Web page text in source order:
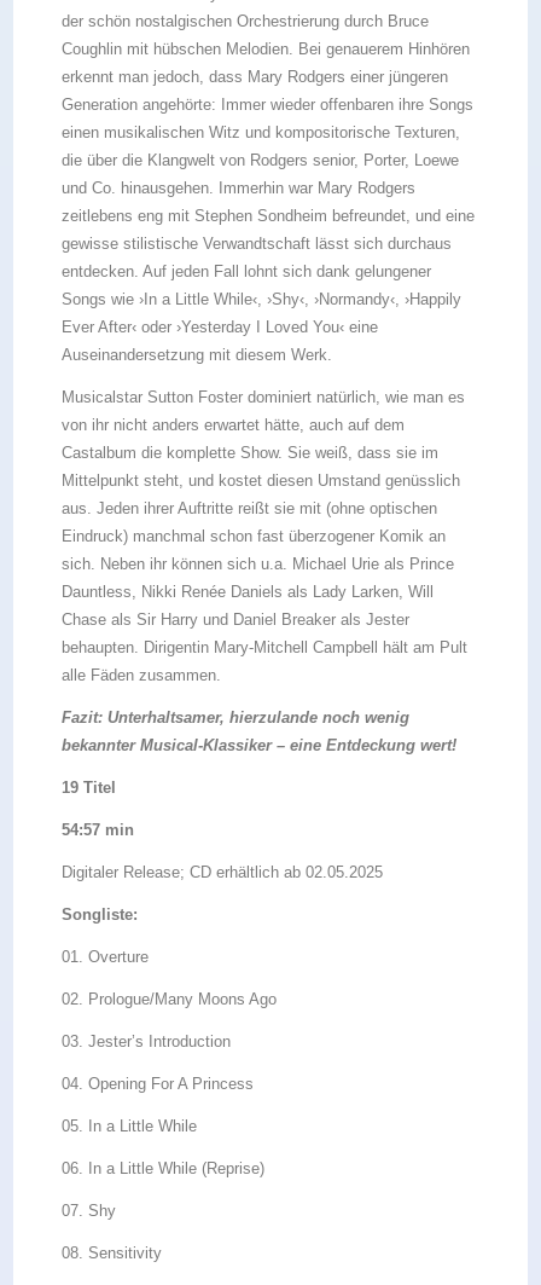
der schön nostalgischen Orchestrierung durch Bruce
Coughlin mit hübschen Melodien. Bei genauerem Hinhören
erkennt man jedoch, dass Mary Rodgers einer jüngeren
Generation angehörte: Immer wieder offenbaren ihre Songs
einen musikalischen Witz und kompositorische Texturen,
die über die Klangwelt von Rodgers senior, Porter, Loewe
und Co. hinausgehen. Immerhin war Mary Rodgers
zeitlebens eng mit Stephen Sondheim befreundet, und eine
gewisse stilistische Verwandtschaft lässt sich durchaus
entdecken. Auf jeden Fall lohnt sich dank gelungener
Songs wie ›In a Little While‹, ›Shy‹, ›Normandy‹, ›Happily
Ever After‹ oder ›Yesterday I Loved You‹ eine
Auseinandersetzung mit diesem Werk.
Musicalstar Sutton Foster dominiert natürlich, wie man es
von ihr nicht anders erwartet hätte, auch auf dem
Castalbum die komplette Show. Sie weiß, dass sie im
Mittelpunkt steht, und kostet diesen Umstand genüsslich
aus. Jeden ihrer Auftritte reißt sie mit (ohne optischen
Eindruck) manchmal schon fast überzogener Komik an
sich. Neben ihr können sich u.a. Michael Urie als Prince
Dauntless, Nikki Renée Daniels als Lady Larken, Will
Chase als Sir Harry und Daniel Breaker als Jester
behaupten. Dirigentin Mary-Mitchell Campbell hält am Pult
alle Fäden zusammen.
Fazit: Unterhaltsamer, hierzulande noch wenig
bekannter Musical-Klassiker – eine Entdeckung wert!
19 Titel
54:57 min
Digitaler Release; CD erhältlich ab 02.05.2025
Songliste:
01. Overture
02. Prologue/Many Moons Ago
03. Jester’s Introduction
04. Opening For A Princess
05. In a Little While
06. In a Little While (Reprise)
07. Shy
08. Sensitivity